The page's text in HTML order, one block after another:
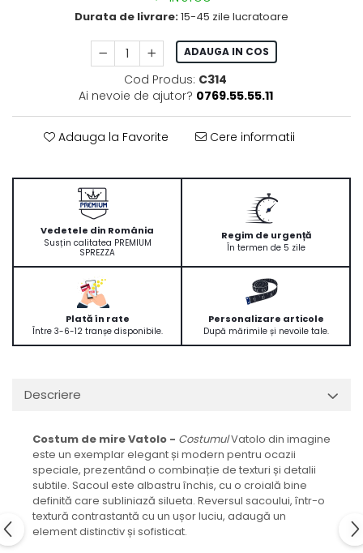
Durata de livrare:15-45 zile lucratoare
ADAUGA IN COS
Cod Produs: C314
Ai nevoie de ajutor? 0769.55.55.11
Adauga la Favorite Cere informatii
Vedetele din România
Susțin calitatea PREMIUM
SPREZZA
Regim de urgență
În termen de 5 zile
Plată în rate
Între 3-6-12 tranșe disponibile.
Personalizare articole
După mărimile și nevoile tale.
Descriere
Costum de mire Vatolo - CostumulVatolo din imagine
este un exemplar elegant și modern pentru ocazii
speciale, prezentând o combinație de texturi și detalii
subtile. Sacoul este albastru închis, cu o croială bine
definită care subliniază silueta. Reversul sacoului, într-o
textură contrastantă cu un ușor luciu, adaugă un
element distinctiv și sofisticat.